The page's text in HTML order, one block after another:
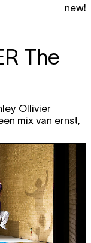
new!
The
Ollivier
mix van ernst,